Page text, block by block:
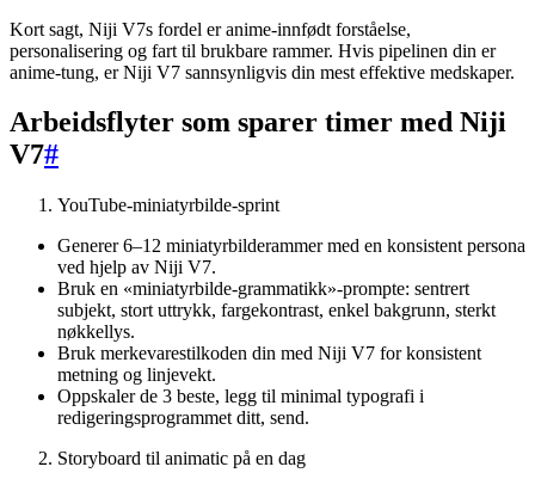
Kort sagt, Niji V7s fordel er anime-innfødt forståelse,
personalisering og fart til brukbare rammer. Hvis pipelinen din er
anime-tung, er Niji V7 sannsynligvis din mest effektive medskaper.
Arbeidsflyter som sparer timer med Niji
V7#
YouTube-miniatyrbilde-sprint
Generer 6–12 miniatyrbilderammer med en konsistent persona
ved hjelp av Niji V7.
Bruk en «miniatyrbilde-grammatikk»-prompte: sentrert
subjekt, stort uttrykk, fargekontrast, enkel bakgrunn, sterkt
nøkkellys.
Bruk merkevarestilkoden din med Niji V7 for konsistent
metning og linjevekt.
Oppskaler de 3 beste, legg til minimal typografi i
redigeringsprogrammet ditt, send.
Storyboard til animatic på en dag